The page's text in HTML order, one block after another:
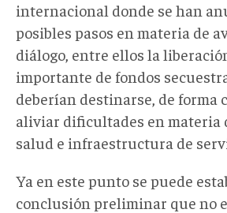
internacional donde se han
posibles pasos en materia de
diálogo, entre ellos la
importante de fondos
deberían destinarse, de forma
aliviar dificultades en materia
salud e infraestructura de
Ya en este punto se puede
conclusión preliminar que no